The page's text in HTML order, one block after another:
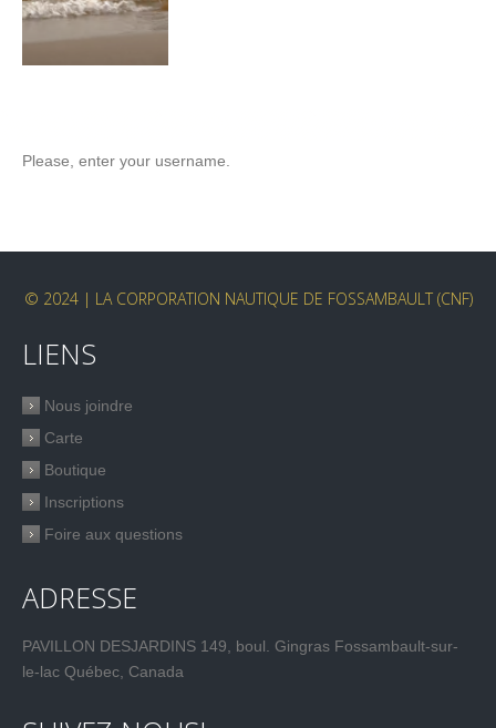
Please, enter your username.
© 2024 | LA CORPORATION NAUTIQUE DE FOSSAMBAULT (CNF)
LIENS
Nous joindre
Carte
Boutique
Inscriptions
Foire aux questions
ADRESSE
PAVILLON DESJARDINS 149, boul. Gingras Fossambault-sur-
le-lac Québec, Canada